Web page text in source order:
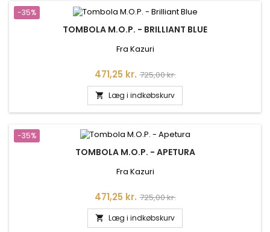
-35%
TOMBOLA M.O.P. - BRILLIANT BLUE
Fra Kazuri
Pris
471,25 kr. Normalpris
725,00 kr.
 Læg i indkøbskurv
-35%
TOMBOLA M.O.P. - APETURA
Fra Kazuri
Pris
471,25 kr. Normalpris
725,00 kr.
 Læg i indkøbskurv